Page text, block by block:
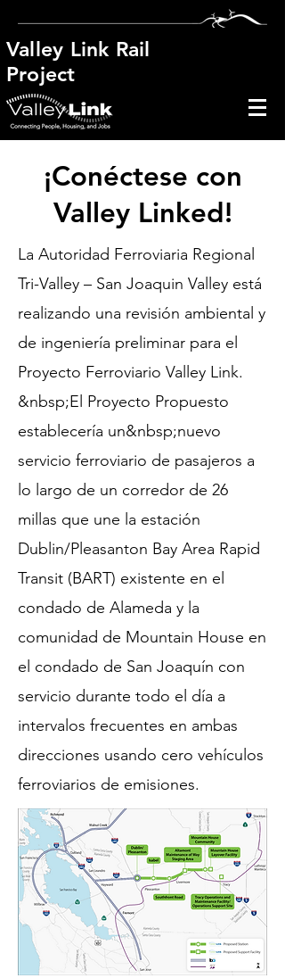
Valley Link Rail
Project
¡Conéctese con
Valley Linked!
La Autoridad Ferroviaria Regional
Tri-Valley – San Joaquin Valley está
realizando una revisión ambiental y
de ingeniería preliminar para el
Proyecto Ferroviario Valley Link.
&nbsp;El Proyecto Propuesto
establecería un&nbsp;nuevo
servicio ferroviario de pasajeros a
lo largo de un corredor de 26
millas que une la estación
Dublin/Pleasanton Bay Area Rapid
Transit (BART) existente en el
condado de Alameda y la
comunidad de Mountain House en
el condado de San Joaquín con
servicio durante todo el día a
intervalos frecuentes en ambas
direcciones usando cero vehículos
ferroviarios de emisiones.